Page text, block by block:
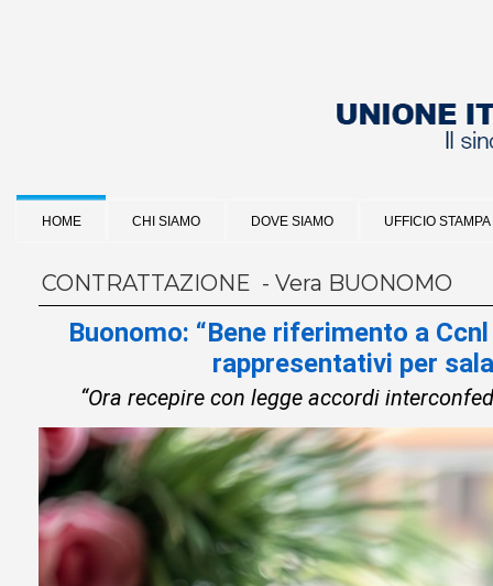
HOME CHI SIAMO DOVE SIAMO UFFICIO STAMPA
CONTRATTAZIONE - Vera BUONOMO
Buonomo: “Bene riferimento a
rappresentativi per
“Ora recepire con legge accordi